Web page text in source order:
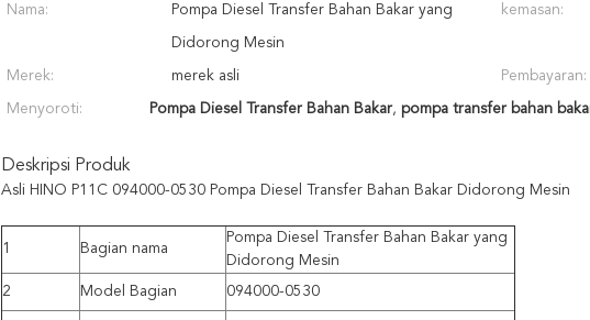
Nama: Pompa Diesel Transfer Bahan Bakar yang
Didorong Mesin
kemasan:
Merek: merek asli Pembayaran:
Menyoroti: Pompa Diesel Transfer Bahan Bakar, pompa transfer bahan
Deskripsi Produk
Asli HINO P11C 094000-0530 Pompa Diesel Transfer Bahan Bakar Didorong Mesin
1 Bagian nama
Pompa Diesel Transfer Bahan Bakar yang
Didorong Mesin
2
Model Bagian 094000-0530